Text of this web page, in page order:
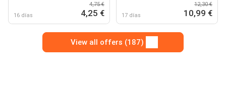
16 días
4,75 €
4,25 € 17 días
12,30 €
10,99 €
View all offers (187)